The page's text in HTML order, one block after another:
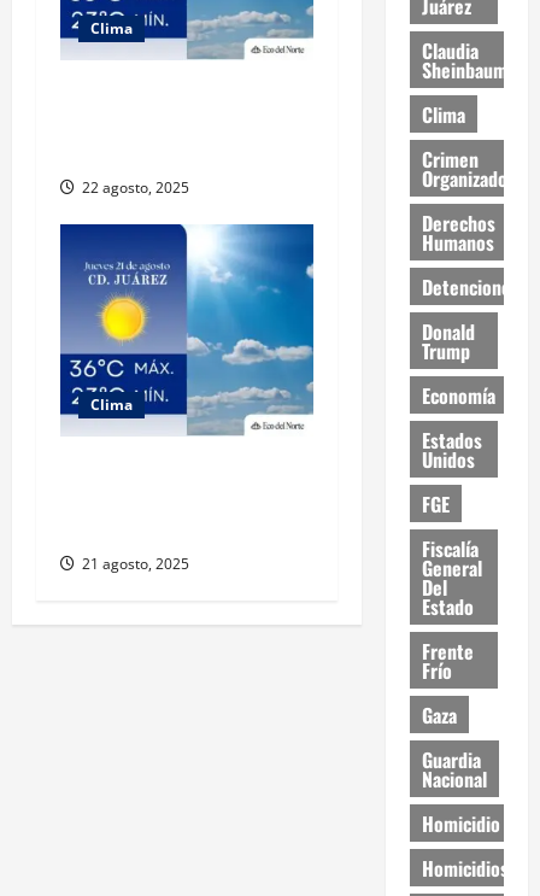
Clima
22 agosto, 2025
Clima
21 agosto, 2025
Juárez
Claudia
Sheinbaum
Clima
Crimen
Organizado
Derechos
Humanos
Detenciones
Donald
Trump
Economía
Estados
Unidos
FGE
Fiscalía
General
Del
Estado
Frente
Frío
Gaza
Guardia
Nacional
Homicidio
Homicidios